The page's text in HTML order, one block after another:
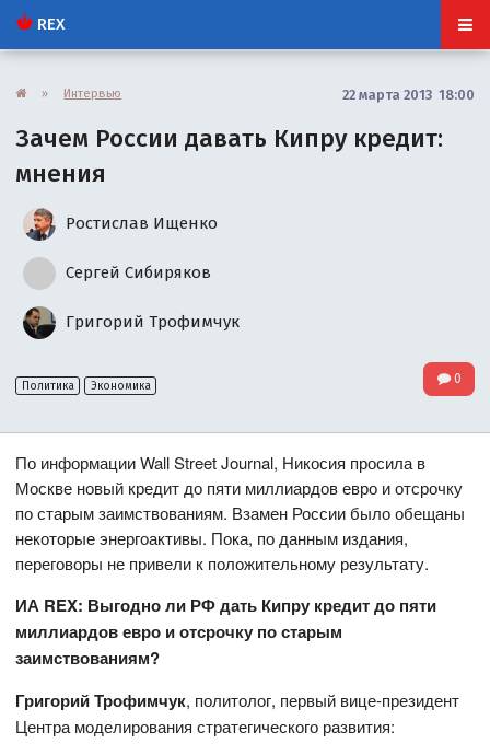
REX
» Интервью 22 марта 2013 18:00
Зачем России давать Кипру кредит:
мнения
Ростислав Ищенко
Сергей Сибиряков
Григорий Трофимчук
Политика Экономика 0
По информации Wall Street Journal, Никосия просила в
Москве новый кредит до пяти миллиардов евро и отсрочку
по старым заимствованиям. Взамен России было обещаны
некоторые энергоактивы. Пока, по данным издания,
переговоры не привели к положительному результату.
ИА REX: Выгодно ли РФ дать Кипру кредит до пяти
миллиардов евро и отсрочку по старым
заимствованиям?
Григорий Трофимчук, политолог, первый вице-президент
Центра моделирования стратегического развития: